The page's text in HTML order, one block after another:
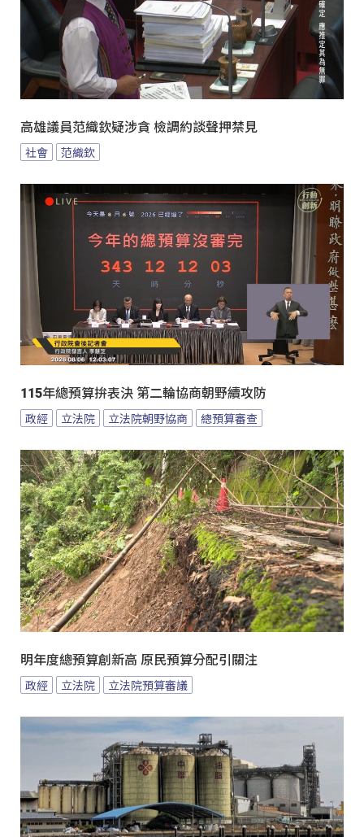
高雄議員范織欽疑涉貪 檢調約談聲押禁見
社會 范織欽
115年總預算拚表決 第二輪協商朝野續攻防
政經 立法院 立法院朝野協商 總預算審查
明年度總預算創新高 原民預算分配引關注
政經 立法院 立法院預算審議